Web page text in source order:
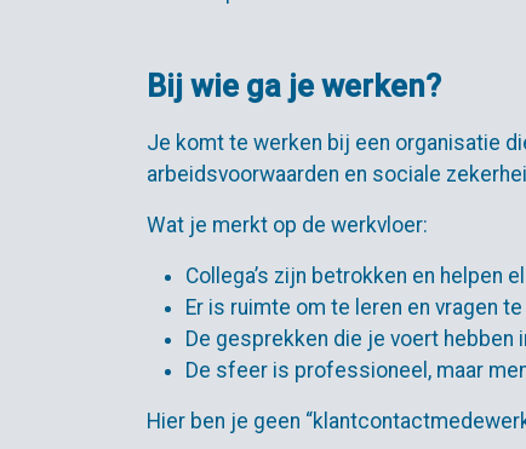
Bij wie ga je werken?
Je komt te werken bij een organisatie
arbeidsvoorwaarden en sociale
Wat je merkt op de werkvloer:
Collega’s zijn betrokken en helpen
Er is ruimte om te leren en vragen
De gesprekken die je voert hebben
De sfeer is professioneel, maar
Hier ben je geen